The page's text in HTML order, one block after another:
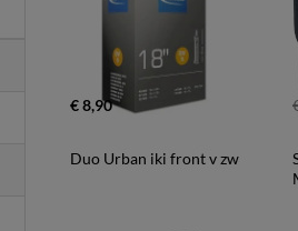
€ 8,90
Duo Urban iki front v zw